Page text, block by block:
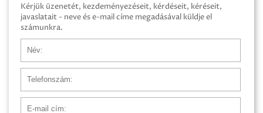
Kérjük üzenetét, kezdeményezéseit, kérdéseit, kéréseit,
javaslatait - neve és e-mail címe megadásával küldje el
számunkra.
Név
Telefonszám
E-mail cím